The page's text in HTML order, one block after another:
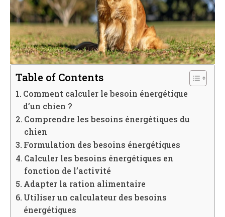
Table of Contents
Comment calculer le besoin énergétique
d’un chien ?
Comprendre les besoins énergétiques du
chien
Formulation des besoins énergétiques
Calculer les besoins énergétiques en
fonction de l’activité
Adapter la ration alimentaire
Utiliser un calculateur des besoins
énergétiques